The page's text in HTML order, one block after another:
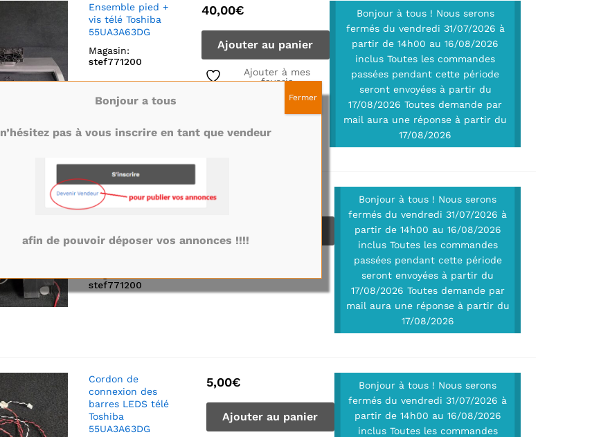
Ensemble pied +
vis télé Toshiba
55UA3A63DG
Magasin:
stef771200
40,00€
Ajouter au panier
Ajouter à mes
favoris
Bonjour à tous ! Nous serons
fermés du vendredi 31/07/2026 à
partir de 14h00 au 16/08/2026
inclus Toutes les commandes
passées pendant cette période
seront envoyées à partir du
17/08/2026 Toutes demande par
mail aura une réponse à partir du
17/08/2026
Ensemble haut
parleurs télé
référence:
stef771200
15,00
Bonjour à tous ! Nous serons
fermés du vendredi 31/07/2026 à
partir de 14h00 au 16/08/2026
inclus Toutes les commandes
passées pendant cette période
seront envoyées à partir du
17/08/2026 Toutes demande par
mail aura une réponse à partir du
17/08/2026
Cordon de
connexion des
barres LEDS télé
Toshiba
55UA3A63DG
5,00€
Ajouter au panier
Bonjour à tous ! Nous serons
fermés du vendredi 31/07/2026 à
partir de 14h00 au 16/08/2026
inclus Toutes les commandes
Bonjour a tous
n’hésitez pas à vous inscrire en tant que vendeur
afin de pouvoir déposer vos annonces !!!!
Fermer